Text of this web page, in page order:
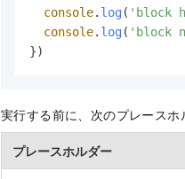
console. log( 'block
console. log( 'block
})
実行する前に、次のプレースホ
プレースホルダー